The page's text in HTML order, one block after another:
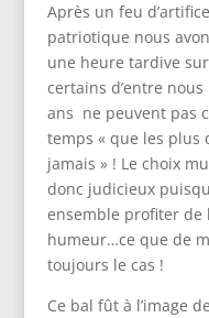
Après un feu
patriotique nous
une heure tardive
certains d’entre
ans ne peuvent pas
temps « que les plus
jamais » ! Le choix
donc judicieux
ensemble profiter de
humeur…ce que de
toujours le cas !
Ce bal fût à l’image